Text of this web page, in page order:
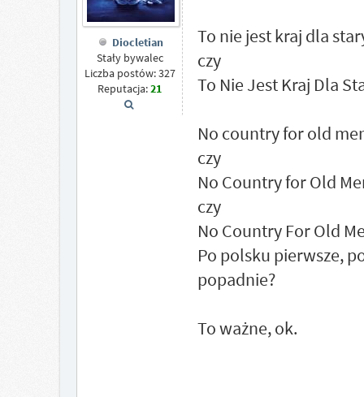
Diocletian
Stały bywalec
Liczba postów: 327
Reputacja:21
To nie jest kraj dla
czy
To Nie Jest Kraj Dla
No country for old
czy
No Country for Old
czy
No Country For Old
Po polsku pierwsze,
popadnie?
To ważne, ok.